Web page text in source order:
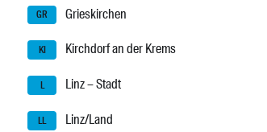
GR Grieskirchen
KI Kirchdorf an der Krems
L Linz – Stadt
LL Linz/Land